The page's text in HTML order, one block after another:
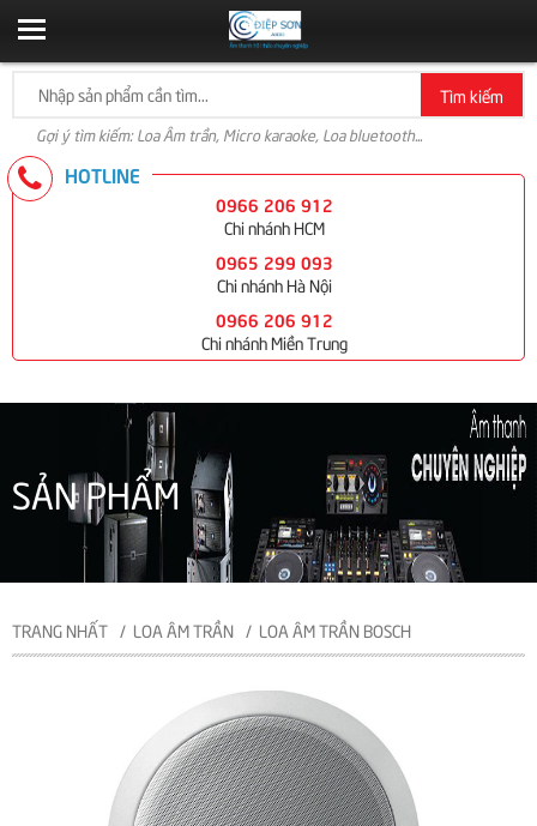
Tìm kiếm
Gợi ý tìm kiếm: Loa Âm trần, Micro karaoke, Loa bluetooth...
HOTLINE
0966 206 912
Chi nhánh HCM
0965 299 093
Chi nhánh Hà Nội
0966 206 912
Chi nhánh Miền Trung
SẢN PHẨM
TRANG NHẤT LOA ÂM TRẦN LOA ÂM TRẦN BOSCH